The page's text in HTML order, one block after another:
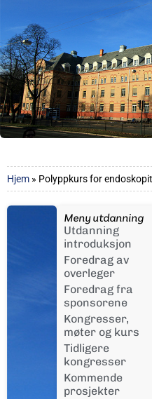
Hjem » Polyppkurs for
Meny utdanning
Utdanning
introduksjon
Foredrag av
overleger
Foredrag fra
sponsorene
Kongresser,
møter og kurs
Tidligere
kongresser
Kommende
prosjekter